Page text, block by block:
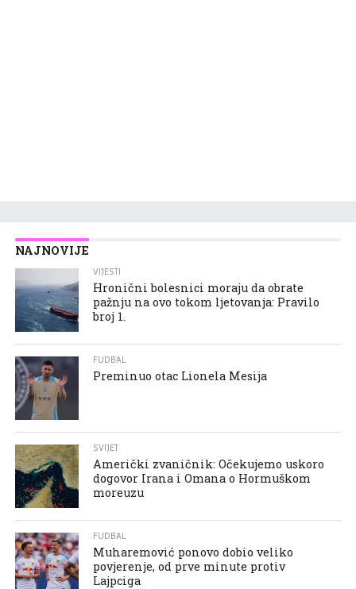
NAJNOVIJE
VIJESTI
Hronični bolesnici moraju da obrate
pažnju na ovo tokom ljetovanja: Pravilo
broj 1.
FUDBAL
Preminuo otac Lionela Mesija
SVIJET
Američki zvaničnik: Očekujemo uskoro
dogovor Irana i Omana o Hormuškom
moreuzu
FUDBAL
Muharemović ponovo dobio veliko
povjerenje, od prve minute protiv
Lajpciga